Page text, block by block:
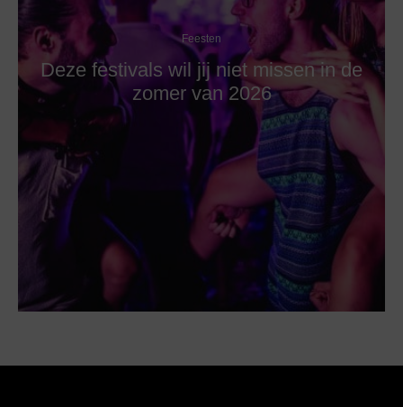
Feesten
Deze festivals wil jij niet missen in de
zomer van 2026